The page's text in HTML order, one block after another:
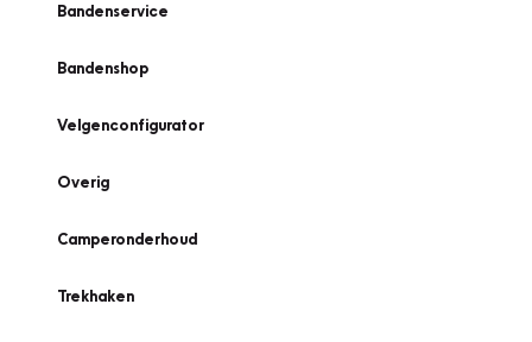
Bandenservice
Bandenshop
Velgenconfigurator
Overig
Camperonderhoud
Trekhaken